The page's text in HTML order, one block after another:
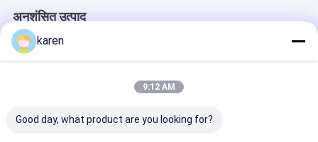
अनुशंसित उत्पाद
karen
9:12 AM
Good day, what product are you looking for?